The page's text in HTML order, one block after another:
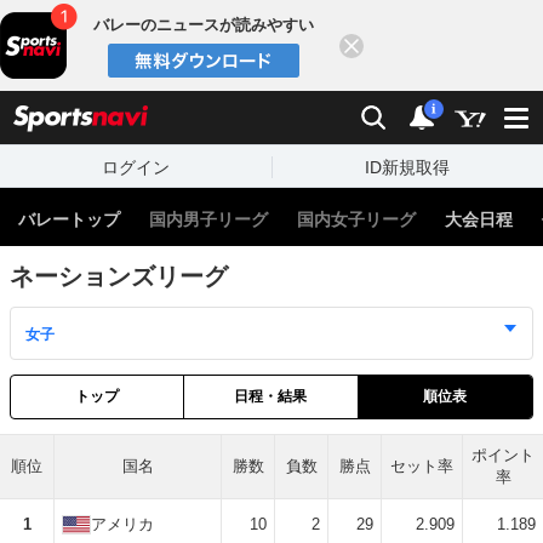
バレーのニュースが読みやすい
検索 通知
i
ログイン ID新規取得
バレートップ 国内男子リーグ 国内女子リーグ 大会日程
ネーションズリーグ
トップ 日程・結果 順位表
順位 国名 勝数 負数 勝点 セット率
ポイント
率
1 アメリカ 10 2 29 2.909 1.189